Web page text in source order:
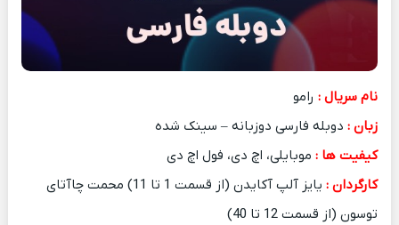
نام سریال :رامو
زبان :دوبله فارسی دوزبانه – سینک شده
کیفیت ها :موبایلی، اچ دی، فول اچ دی
کارگردان :
یایز آلپ آکایدن (از قسمت 1 تا 11) محمت چاآتای
توسون (از قسمت 12 تا 40)